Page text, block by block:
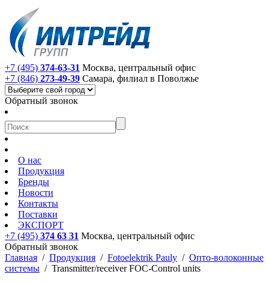
+7 (495) 374-63-31 Москва, центральный офис
+7 (846) 273-49-39 Самара, филиал в Поволжье
Обратный звонок
О нас
Продукция
Бренды
Новости
Контакты
Поставки
ЭКСПОРТ
+7 (495) 374 63 31 Москва, центральный офис
Обратный звонок
Главная / Продукция / Fotoelektrik Pauly / Опто-волоконные
системы / Transmitter/receiver FOC-Control units